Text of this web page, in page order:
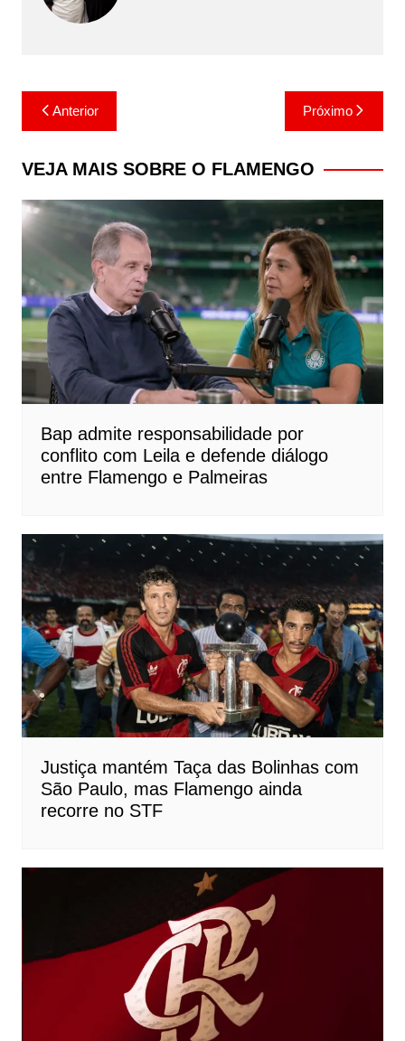
Navegação
de
Post
Anterior Próximo
VEJA MAIS SOBRE O FLAMENGO
Bap admite responsabilidade por
conflito com Leila e defende diálogo
entre Flamengo e Palmeiras
Justiça mantém Taça das Bolinhas com
São Paulo, mas Flamengo ainda
recorre no STF